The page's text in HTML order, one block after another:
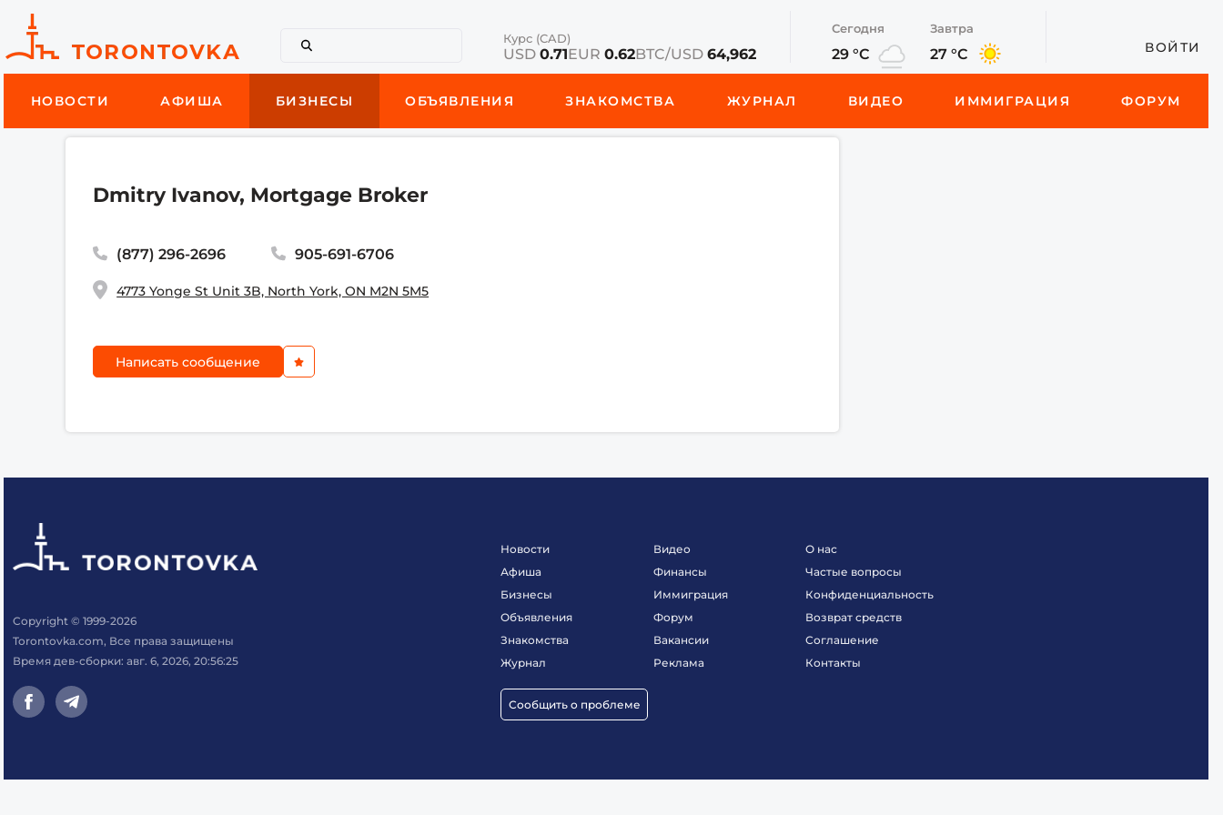
Курс (CAD)
USD 0.71EUR 0.62BTC/USD 64,962
Сегодня
29 °C
Завтра
27 °C ВОЙТИ
НОВОСТИ АФИША БИЗНЕСЫ ОБЪЯВЛЕНИЯ ЗНАКОМСТВА ЖУРНАЛ ВИДЕО ИММИГРАЦИЯ ФОРУМ
Dmitry Ivanov, Mortgage Broker
(877) 296-2696 905-691-6706
4773 Yonge St Unit 3B, North York, ON M2N 5M5
Написать сообщение
Copyright © 1999-2026
Torontovka.com, Все права защищены
Время дев-сборки: авг. 6, 2026, 20:56:25
Новости
Афиша
Бизнесы
Объявления
Знакомства
Журнал
Сообщить о проблеме
Видео
Финансы
Иммиграция
Форум
Вакансии
Реклама
О нас
Частые вопросы
Конфиденциальность
Возврат средств
Соглашение
Контакты